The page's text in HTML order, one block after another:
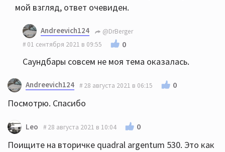
мой взгляд, ответ очевиден.
Andreevich124
@DrBerger
01 сентября 2021 в 09:55
0
Саундбары совсем не моя тема оказалась.
Andreevich124 28 августа 2021 в 06:15 0
Посмотрю. Спасибо
Leo 28 августа 2021 в 10:04 0
Поищите на вторичке quadral argentum 530. Это как